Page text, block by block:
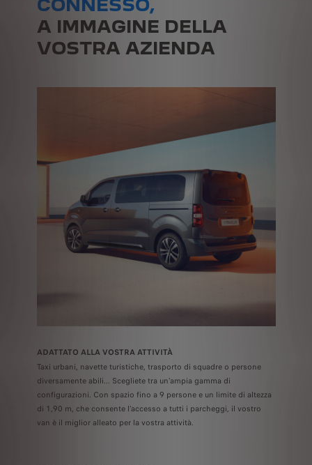
CONNESSO,
A IMMAGINE DELLA
VOSTRA AZIENDA
ADATTATO ALLA VOSTRA ATTIVITÀ
Taxi urbani, navette turistiche, trasporto di squadre o persone
diversamente abili... Scegliete tra un’ampia gamma di
configurazioni. Con spazio fino a 9 persone e un limite di altezza
di 1,90 m, che consente l’accesso a tutti i parcheggi, il vostro
van è il miglior alleato per la vostra attività.